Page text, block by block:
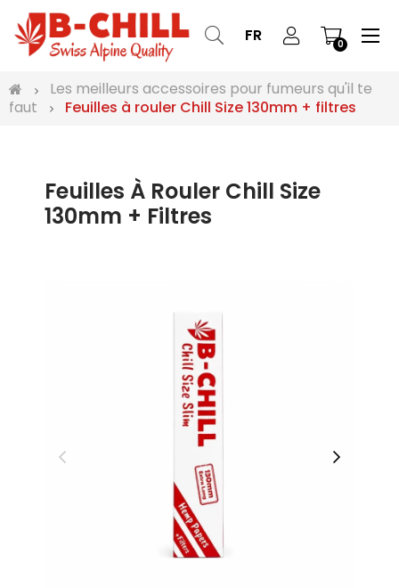
FR 0 ☰
Les meilleurs accessoires pour fumeurs qu'il te
faut
Feuilles à rouler Chill Size 130mm + filtres
Feuilles À Rouler Chill Size
130mm + Filtres